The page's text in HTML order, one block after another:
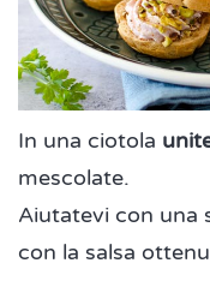
In una ciotola
mescolate.
Aiutatevi con una
con la salsa